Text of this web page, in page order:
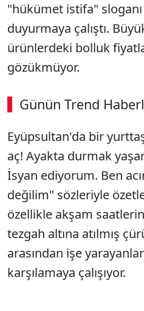
"hükümet istifa"
duyurmaya çalıştı.
ürünlerdeki bolluk
gözükmüyor.
Günün Trend
Eyüpsultan'da bir
aç! Ayakta durmak
İsyan ediyorum. Ben
değilim" sözleriyle
özellikle akşam
tezgah altına atılmış
arasından işe
karşılamaya çalışıyor.